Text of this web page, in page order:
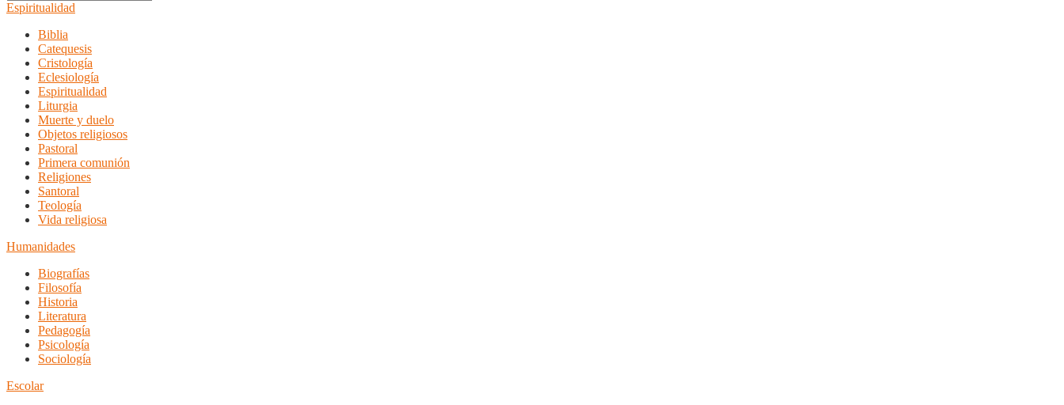
Espiritualidad
Biblia
Catequesis
Cristología
Eclesiología
Espiritualidad
Liturgia
Muerte y duelo
Objetos religiosos
Pastoral
Primera comunión
Religiones
Santoral
Teología
Vida religiosa
Humanidades
Biografías
Filosofía
Historia
Literatura
Pedagogía
Psicología
Sociología
Escolar